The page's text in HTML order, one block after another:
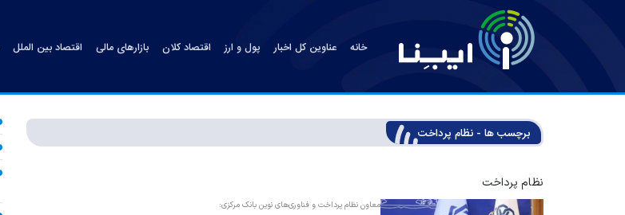
خانه عناوین کل اخبار پول و ارز اقتصاد کلان بازارهای مالی اقتصاد بین الملل
برچسب ها - نظام پرداخت
نظام پرداخت
معاون نظام پرداخت و فناوری‌های نوین بانک مرکزی: